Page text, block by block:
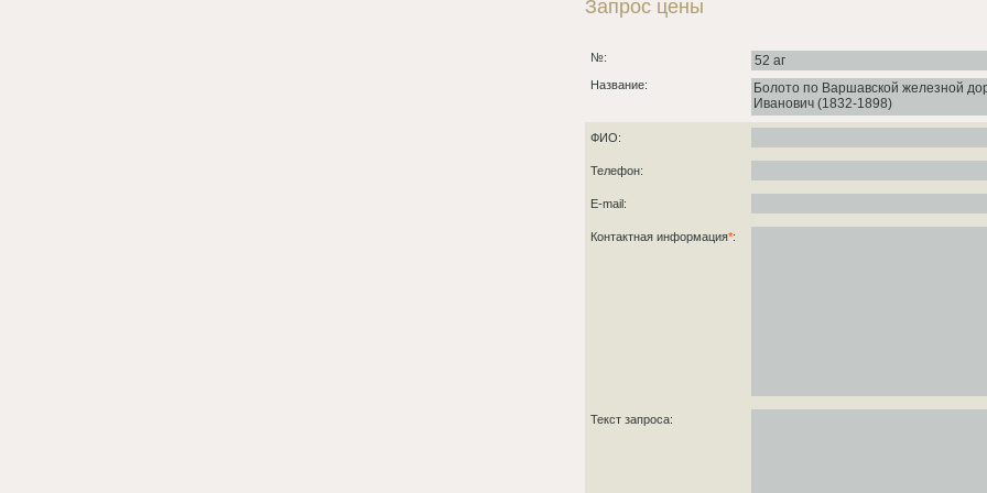
Запрос цены
№:
Название:
ФИО:
Телефон:
E-mail:
Контактная информация*:
Текст запроса: